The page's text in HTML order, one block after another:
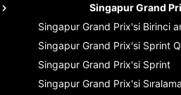
Singapur Grand
Singapur Grand Prix'si Birinci
Singapur Grand Prix'si Sprint
Singapur Grand Prix'si Sprint
Singapur Grand Prix'si